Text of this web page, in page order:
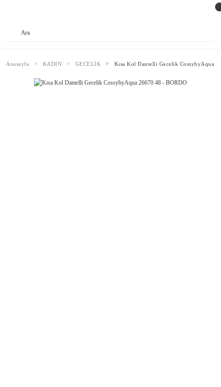
Anasayfa KADIN GECELİK Kısa Kol Dantelli Gecelik CossybyAqua